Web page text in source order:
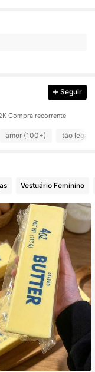
Seguir
Compra recorrente
amor (100+) tão legal
Vestuário Feminino